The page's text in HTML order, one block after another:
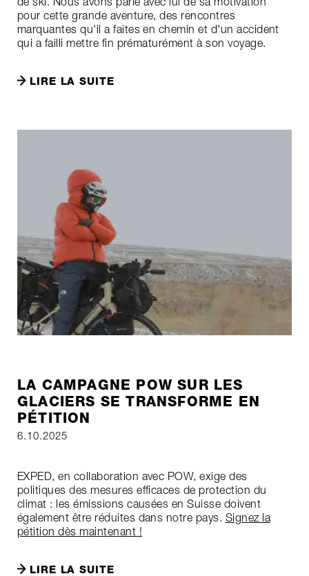
de ski. Nous avons parlé avec lui de sa motivation
pour cette grande aventure, des rencontres
marquantes qu'il a faites en chemin et d'un accident
qui a failli mettre fin prématurément à son voyage.
LIRE LA SUITE
LA CAMPAGNE POW SUR LES
GLACIERS SE TRANSFORME EN
PÉTITION
6.10.2025
EXPED, en collaboration avec POW, exige des
politiques des mesures efficaces de protection du
climat : les émissions causées en Suisse doivent
également être réduites dans notre pays. Signez la
pétition dès maintenant !
LIRE LA SUITE